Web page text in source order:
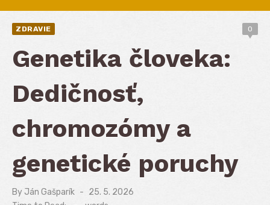
ZDRAVIE 0
Genetika človeka:
Dedičnosť,
chromozómy a
genetické poruchy
By Ján Gašparík
Posted
on
25. 5. 2026